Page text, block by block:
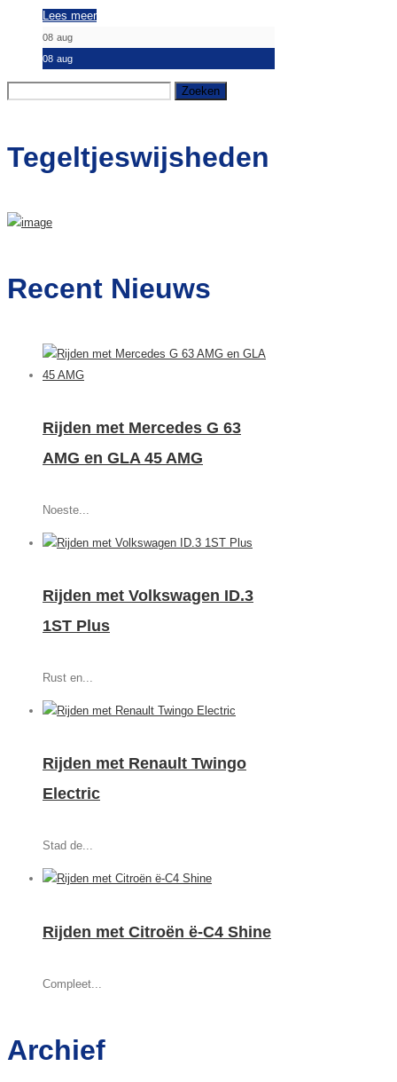
Lees meer
08 aug
08 aug
Tegeltjeswijsheden
Recent Nieuws
Rijden met Mercedes G 63
AMG en GLA 45 AMG
Noeste...
Rijden met Volkswagen ID.3
1ST Plus
Rust en...
Rijden met Renault Twingo
Electric
Stad de...
Rijden met Citroën ë-C4 Shine
Compleet...
Archief